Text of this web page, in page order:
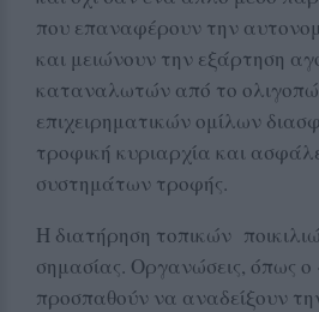
που επαναφέρουν την
και μειώνουν την εξάρτηση
καταναλωτών από το
επιχειρηματικών ομίλων
τροφική κυριαρχία και
συστημάτων τροφής.
Η διατήρηση τοπικών
σημασίας. Οργανώσεις, όπως ο
προσπαθούν να αναδείξουν